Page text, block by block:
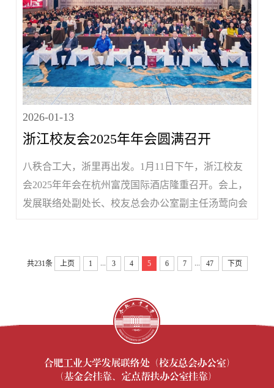
2026-01-13
浙江校友会2025年年会圆满召开
八秩合工大，浙里再出发。1月11日下午，浙江校友
会2025年年会在杭州富茂国际酒店隆重召开。会上，
发展联络处副处长、校友总会办公室副主任汤莺向会
回顾了浙江校友会参与母校80周年校庆有关活动和一
共231条 上页 1 3 4 5 6 7 47 下页